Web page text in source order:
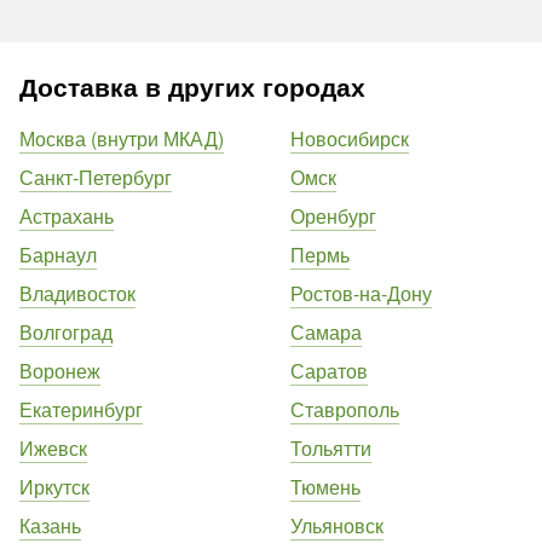
Доставка в других городах
Москва (внутри МКАД)
Санкт-Петербург
Астрахань
Барнаул
Владивосток
Волгоград
Воронеж
Екатеринбург
Ижевск
Иркутск
Казань
Новосибирск
Омск
Оренбург
Пермь
Ростов-на-Дону
Самара
Саратов
Ставрополь
Тольятти
Тюмень
Ульяновск